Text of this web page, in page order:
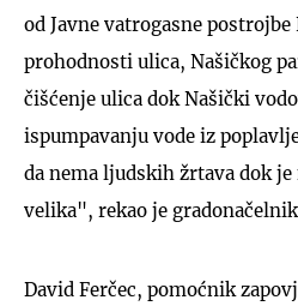
od Javne vatrogasne
prohodnosti ulica, Našičkog
čišćenje ulica dok Našički
ispumpavanju vode iz
da nema ljudskih žrtava dok
velika", rekao je gradonačelnik
David Ferčec, pomoćnik